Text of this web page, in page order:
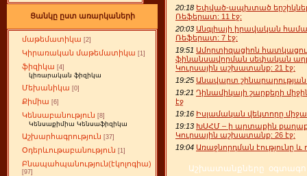
Ցանկը ըստ առարկաների
մաթեմատիկա [2]
Կիրառական մաթեմատիկա [1]
ֆիզիկա [4]
կիռարական ֆիզիկա
Մեխանիկա [0]
Քիմիա [6]
Կենսաբանություն [8]
Կենսաքիմիա Կենսաֆիզիկա
Աշխարհագրություն [37]
Օդերևութաբանություն [1]
Բնապահպանություն(էկոլոգիա)
[97]
20:18 Եփված-ապխտած
Ռեֆերատ: 11 էջ:
20:03 Անգլիայի իրավական
Ռեֆերատ: 7 էջ:
19:51 Ամորտիզացիոն
ֆինանսավորման սեփական
Կուրսային աշխատանք: 21 էջ:
19:25 Անավարտ շինարարության
19:21 Դինամիկայի շարքերի
էջ
19:16 Իսլամական վեկտորը
19:13 ԽՍՀՄ – ի արտաքին
Կուրսային աշխատանք: 26 էջ:
19:04 Առաջնորդման էությունը
Աշխատանքները